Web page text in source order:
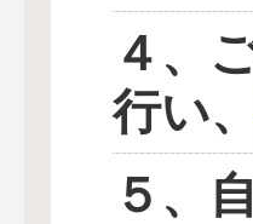
４、
行い、
５、